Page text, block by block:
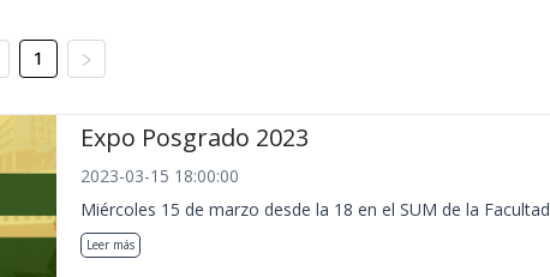
1
Expo Posgrado 2023
2023-03-15 18:00:00
Miércoles 15 de marzo desde la 18 en el SUM de la Facultad
Leer más